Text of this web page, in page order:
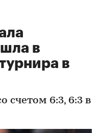
в
в
счетом 6:3, 6:3 в